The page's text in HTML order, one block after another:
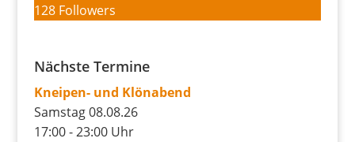
128 Followers
Nächste Termine
Kneipen- und Klönabend
Samstag 08.08.26
17:00 - 23:00 Uhr